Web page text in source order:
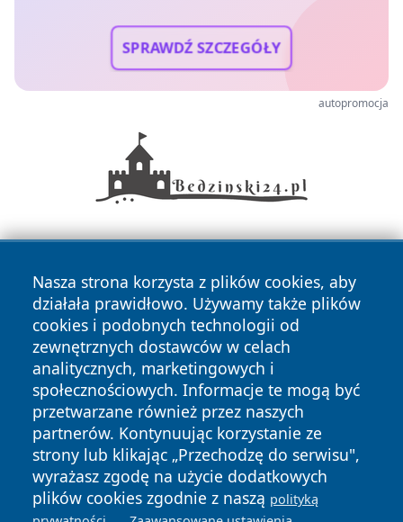
SPRAWDŹ SZCZEGÓŁY
autopromocja
Nasza strona korzysta z plików cookies, aby
działała prawidłowo. Używamy także plików
cookies i podobnych technologii od
zewnętrznych dostawców w celach
analitycznych, marketingowych i
społecznościowych. Informacje te mogą być
przetwarzane również przez naszych
partnerów. Kontynuując korzystanie ze
strony lub klikając „Przechodzę do serwisu",
wyrażasz zgodę na użycie dodatkowych
plików cookies zgodnie z naszą polityką
Copyright © 2026 wiadomoscilublin.pl Wszystkie prawa
zastrzeżone.
News Autorzy
Polityka
Prywatności
Polityka
Cookies